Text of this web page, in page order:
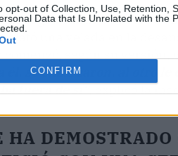
opt-out of Collection, Use, Retention,
Data that Is Unrelated with the
CONFIRM
llegó cuando se abordó
una velada en la
según su versión,
él, se enzarzaron, al otro le
fuera de sí”, explicó la
HA DEMOSTRADO